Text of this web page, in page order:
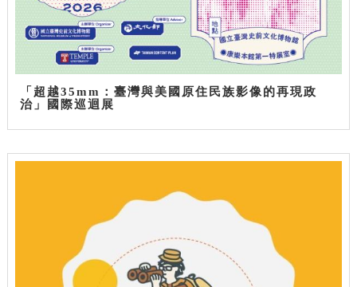
「超越35mm：臺灣與美國原住民族影像的再現政
治」國際巡迴展